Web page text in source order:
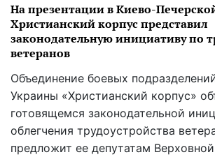
На презентации в Киево-
Христианский корпус представил
законодательную инициативу по
ветеранов
Объединение боевых
Украины «Христианский корпус»
готовящемся законодательной
облегчения трудоустройства
предложит ее депутатам